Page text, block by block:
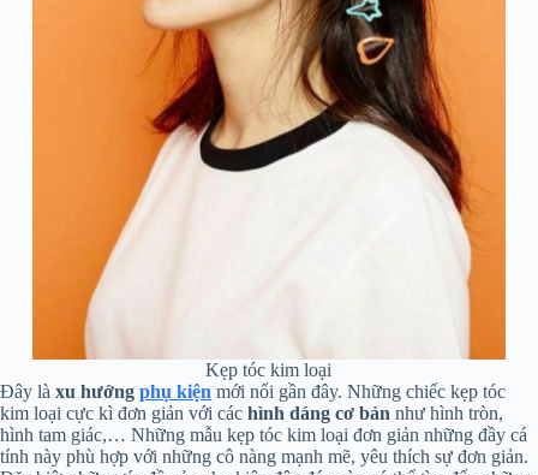
Kẹp tóc kim loại
Đây là xu hướng phụ kiện mới nổi gần đây. Những chiếc kẹp tóc
kim loại cực kì đơn giản với các hình dáng cơ bản như hình tròn,
hình tam giác,… Những mẫu kẹp tóc kim loại đơn giản những đầy cá
tính này phù hợp với những cô nàng mạnh mẽ, yêu thích sự đơn giản.